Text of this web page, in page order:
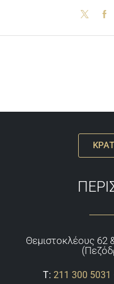
Θεμιστoκλέους 62
Τ:211 300 5031